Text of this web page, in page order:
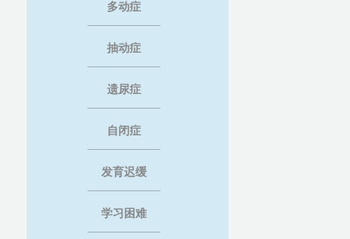
多动症
抽动症
遗尿症
自闭症
发育迟缓
学习困难